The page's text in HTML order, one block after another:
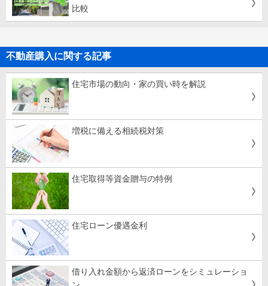
比較
不動産購入に関する記事
住宅市場の動向・家の買い時を解説
増税に備える相続税対策
住宅取得等資金贈与の特例
住宅ローン優遇金利
借り入れ金額から返済ローンをシミュレーショ